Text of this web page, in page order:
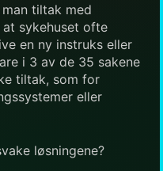
tiltak med
sykehuset ofte
en ny instruks eller
i 3 av de 35 sakene
tiltak, som for
eller
løsningene?